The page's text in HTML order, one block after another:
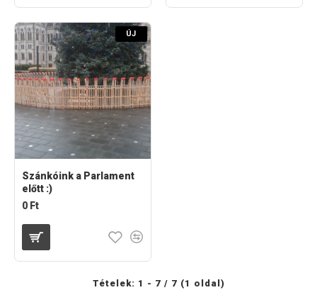
ÚJ
Szánkóink a Parlament
előtt :)
0 Ft
Tételek: 1 - 7 / 7 (1 oldal)